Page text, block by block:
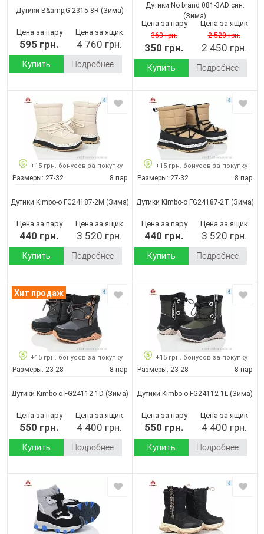
Дутики B&amp;G 2315-8R (Зима)
Цена за пару
595 грн.
Цена за ящик
4 760 грн.
Купить Подробнее
Дутики No brand 081-3AD син.
(Зима)
Цена за пару
360 грн.
350 грн.
Цена за ящик
2 520 грн.
2 450 грн.
Купить Подробнее
+15 грн. бонусов за покупку
Размеры: 27-32 8 пар
Дутики Kimbo-o FG24187-2M (Зима)
Цена за пару
440 грн.
Цена за ящик
3 520 грн.
Купить Подробнее
+15 грн. бонусов за покупку
Размеры: 27-32 8 пар
Дутики Kimbo-o FG24187-2T (Зима)
Цена за пару
440 грн.
Цена за ящик
3 520 грн.
Купить Подробнее
Хит продаж
+15 грн. бонусов за покупку
Размеры: 23-28 8 пар
Дутики Kimbo-o FG24112-1D (Зима)
Цена за пару
550 грн.
Цена за ящик
4 400 грн.
Купить Подробнее
+15 грн. бонусов за покупку
Размеры: 23-28 8 пар
Дутики Kimbo-o FG24112-1L (Зима)
Цена за пару
550 грн.
Цена за ящик
4 400 грн.
Купить Подробнее